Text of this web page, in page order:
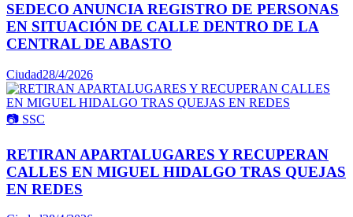
SEDECO ANUNCIA REGISTRO DE PERSONAS
EN SITUACIÓN DE CALLE DENTRO DE LA
CENTRAL DE ABASTO
Ciudad28/4/2026
📷 SSC
RETIRAN APARTALUGARES Y RECUPERAN
CALLES EN MIGUEL HIDALGO TRAS QUEJAS
EN REDES